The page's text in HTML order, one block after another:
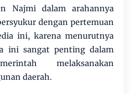
Najmi dalam arahannya
dengan pertemuan
ini, karena menurutnya
ini sangat penting dalam
melaksanakan
daerah.